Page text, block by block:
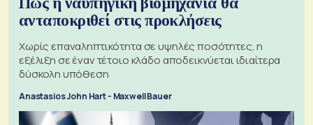
ανταποκριθεί στις προκλήσεις
Χωρίς επαναληπτικότητα σε υψηλές ποσότητες, η
εξέλιξη σε έναν τέτοιο κλάδο αποδεικνύεται ιδιαίτερα
δύσκολη υπόθεση
Anastasios John Hart - Maxwell Bauer